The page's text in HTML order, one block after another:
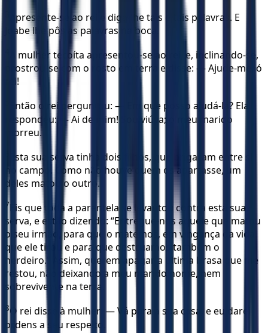
Apresente-se ao rei e diga-lhe tais e tais palavras. E
Joabe lhe pôs as palavras na boca.
A mulher tecoíta apresentou-se ao rei, e, inclinando-se,
prostrou-se com o rosto em terra e disse: — Ajude-me, ó
rei!
Então o rei perguntou: — Em que posso ajudá-la? Ela
respondeu: — Ai de mim! Sou viúva; o meu marido
morreu.
Esta sua serva tinha dois filhos, que brigaram entre si
no campo. Como não houve quem os apartasse, um
deles matou o outro.
7
Eis que toda a parentela se levantou contra esta sua
serva, e estão dizendo: “Entregue-nos aquele que matou
o seu irmão, para que o matemos, em vingança da vida
que ele tirou e para que destruamos também o
herdeiro.” Assim, querem apagar a última brasa que me
restou, não deixando a meu marido nome, nem
sobrevivente na terra.
8O rei disse à mulher: — Vá para a sua casa, e eu darei
ordens a seu respeito.